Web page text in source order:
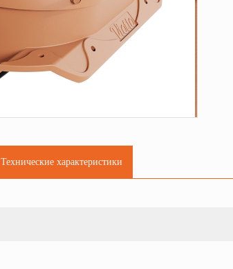
Технические характеристики